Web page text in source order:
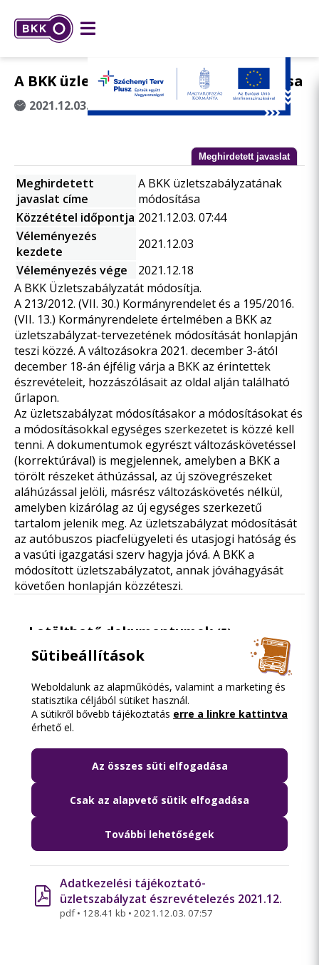
A BKK üzletszabályzatának módosítása
2021.12.03. 07:44
Meghirdetett javaslat
Meghirdetett
javaslat címe
A BKK üzletszabályzatának
módosítása
Közzététel időpontja 2021.12.03. 07:44
Véleményezés
kezdete
2021.12.03
Véleményezés vége
2021.12.18
A BKK Üzletszabályzatát módosítja.
A 213/2012. (VII. 30.) Kormányrendelet és a 195/2016.
(VII. 13.) Kormányrendelete értelmében a BKK az
üzletszabályzat-tervezetének módosítását honlapján
teszi közzé. A változásokra 2021. december 3-ától
december 18-án éjfélig várja a BKK az érintettek
észrevételeit, hozzászólásait az oldal alján található
űrlapon.
Az üzletszabályzat módosításakor a módosításokat és
a módosításokkal egységes szerkezetet is közzé kell
tenni. A dokumentumok egyrészt változáskövetéssel
(korrektúrával) is megjelennek, amelyben a BKK a
törölt részeket áthúzással, az új szövegrészeket
aláhúzással jelöli, másrész változáskövetés nélkül,
amelyben kizárólag az új egységes szerkezetű
tartalom jelenik meg. Az üzletszabályzat módosítását
az autóbuszos piacfelügyeleti és utasjogi hatóság és
a vasúti igazgatási szerv hagyja jóvá. A BKK a
módosított üzletszabályzatot, annak jóváhagyását
követően honlapján közzéteszi.
Letölthető dokumentumok (5)
BKK Üzletszabályzat 2020.03.01. mód
pdf 779.83 kb 2021.12.03. 07:57
BKK Üzletszabályzat 2020.03.01. mód_kn
pdf
Díjszabás - 2020.03.01.mód
Díjszabás - 2020.03.01.mód_kn
2021.12.03. 07:57
Adatkezelési tájékoztató-
üzletszabályzat észrevételezés 2021.12.
pdf• 128.41 kb • 2021.12.03. 07:57
Sütibeállítások
Weboldalunk az alapműködés, valamint a marketing és
statisztika céljából sütiket használ.
A sütikről bővebb tájékoztatás erre a linkre kattintva
érhető el.
Az összes süti elfogadása
Csak az alapvető sütik elfogadása
További lehetőségek